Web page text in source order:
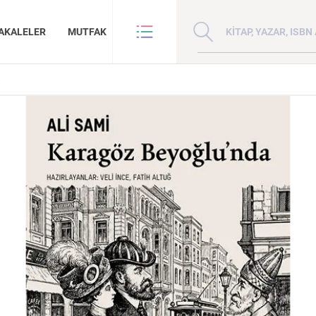
MUTFAK
İktisat
İnsan ve Toplum Çocuk Kitaplığı
Doğu Hilafeti’nin
Toprakları İslam Fethinden Timur’a Mezopotamya, Iran Ve Türkistan
KATEGORİ:
Çin: Tarih, Kültür ve
Medeniyet
KATEGORİ:
Kuzey Kafkasya
Halkları
KATEGORİ:
HAKKIMIZDA
YAZAR BAŞVURUSU